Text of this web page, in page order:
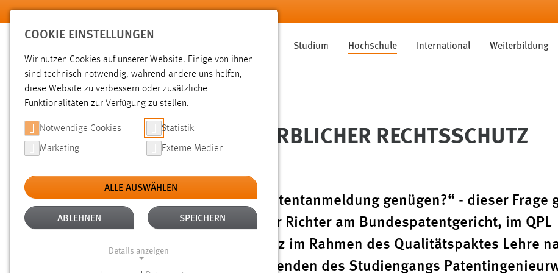
Zum Hauptinhalt springen
Studium Hochschule International Weiterbildung
Sie sind hier:
Hochschule Aktuelles News der OTH Amberg-Weiden
QPL: PRAXISFORUM GEWERBLICHER RECHTSSCHUTZ
10.11.2014
„Welchen Anforderungen muss eine Patentanmeldung genügen?“ - dieser Frage
Herr Dr. Klaus M. Häußler, Vorsitzender Richter am Bundespatentgericht, im QPL
PraxisForum Gewerblicher Rechtsschutz im Rahmen des Qualitätspaktes Lehre
und zeigte den teilnehmenden Studierenden des Studiengangs
COOKIE EINSTELLUNGEN
Wir nutzen Cookies auf unserer Website. Einige von ihnen
sind technisch notwendig, während andere uns helfen,
diese Website zu verbessern oder zusätzliche
Funktionalitäten zur Verfügung zu stellen.
Notwendige Cookies Statistik
Marketing Externe Medien
ALLE AUSWÄHLEN
ABLEHNEN SPEICHERN
Details anzeigen